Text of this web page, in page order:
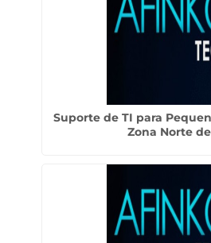
Suporte de TI para
Zona Norte